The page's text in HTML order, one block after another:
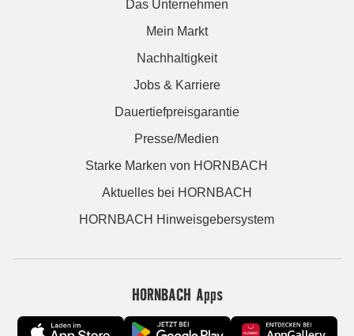
Das Unternehmen
Mein Markt
Nachhaltigkeit
Jobs & Karriere
Dauertiefpreisgarantie
Presse/Medien
Starke Marken von HORNBACH
Aktuelles bei HORNBACH
HORNBACH Hinweisgebersystem
HORNBACH Apps